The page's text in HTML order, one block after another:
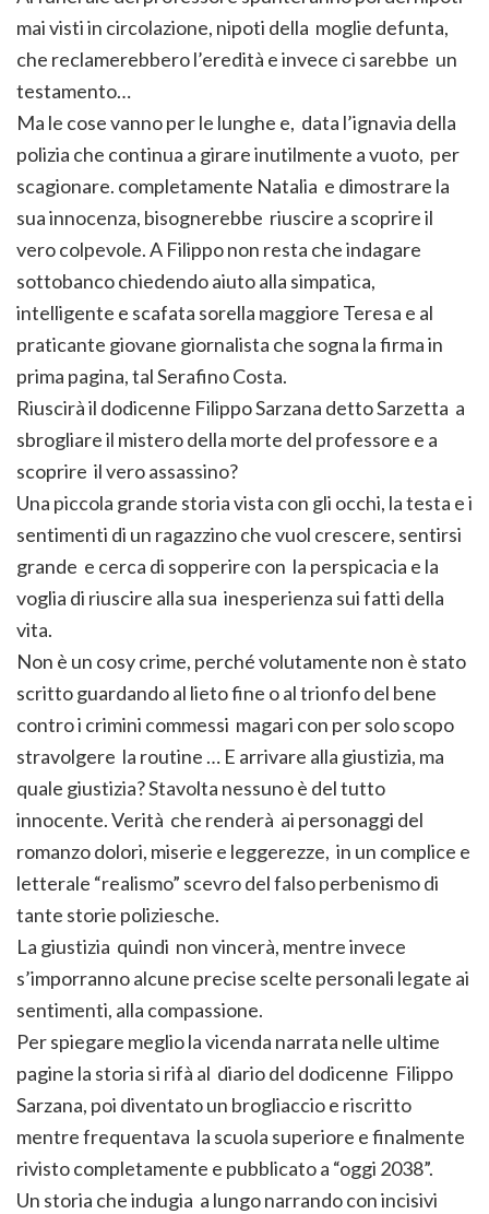
mai visti in circolazione, nipoti della moglie defunta,
che reclamerebbero l’eredità e invece ci sarebbe un
testamento…
Ma le cose vanno per le lunghe e, data l’ignavia della
polizia che continua a girare inutilmente a vuoto, per
scagionare. completamente Natalia e dimostrare la
sua innocenza, bisognerebbe riuscire a scoprire il
vero colpevole. A Filippo non resta che indagare
sottobanco chiedendo aiuto alla simpatica,
intelligente e scafata sorella maggiore Teresa e al
praticante giovane giornalista che sogna la firma in
prima pagina, tal Serafino Costa.
Riuscirà il dodicenne Filippo Sarzana detto Sarzetta a
sbrogliare il mistero della morte del professore e a
scoprire il vero assassino?
Una piccola grande storia vista con gli occhi, la testa e i
sentimenti di un ragazzino che vuol crescere, sentirsi
grande e cerca di sopperire con la perspicacia e la
voglia di riuscire alla sua inesperienza sui fatti della
vita.
Non è un cosy crime, perché volutamente non è stato
scritto guardando al lieto fine o al trionfo del bene
contro i crimini commessi magari con per solo scopo
stravolgere la routine … E arrivare alla giustizia, ma
quale giustizia? Stavolta nessuno è del tutto
innocente. Verità che renderà ai personaggi del
romanzo dolori, miserie e leggerezze, in un complice e
letterale “realismo” scevro del falso perbenismo di
tante storie poliziesche.
La giustizia quindi non vincerà, mentre invece
s’imporranno alcune precise scelte personali legate ai
sentimenti, alla compassione.
Per spiegare meglio la vicenda narrata nelle ultime
pagine la storia si rifà al diario del dodicenne Filippo
Sarzana, poi diventato un brogliaccio e riscritto
mentre frequentava la scuola superiore e finalmente
rivisto completamente e pubblicato a “oggi 2038”.
Un storia che indugia a lungo narrando con incisivi